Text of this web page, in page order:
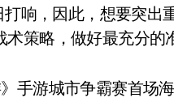
打响，因此，想要突
策略，做好最充分的